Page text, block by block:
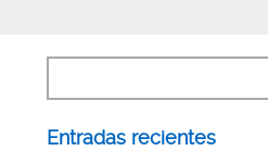
Entradas recientes